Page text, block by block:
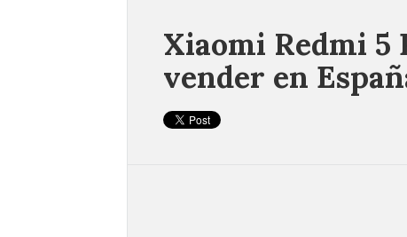
Xiaomi Redmi 5
vender en